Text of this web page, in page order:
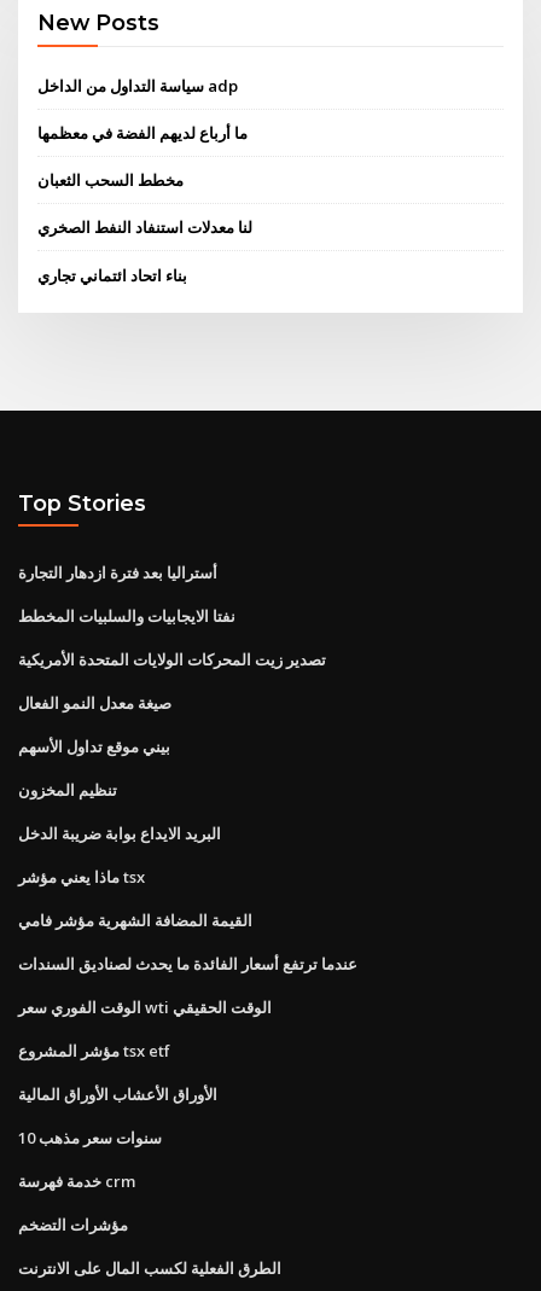
New Posts
سياسة التداول من الداخل adp
ما أرباع لديهم الفضة في معظمها
مخطط السحب الثعبان
لنا معدلات استنفاد النفط الصخري
بناء اتحاد ائتماني تجاري
Top Stories
أستراليا بعد فترة ازدهار التجارة
نفتا الايجابيات والسلبيات المخطط
تصدير زيت المحركات الولايات المتحدة الأمريكية
صيغة معدل النمو الفعال
بيني موقع تداول الأسهم
تنظيم المخزون
البريد الايداع بوابة ضريبة الدخل
ماذا يعني مؤشر tsx
القيمة المضافة الشهرية مؤشر فامي
عندما ترتفع أسعار الفائدة ما يحدث لصناديق السندات
الوقت الفوري سعر wti الوقت الحقيقي
مؤشر المشروع tsx etf
الأوراق الأعشاب الأوراق المالية
10 سنوات سعر مذهب
خدمة فهرسة crm
مؤشرات التضخم
الطرق الفعلية لكسب المال على الانترنت